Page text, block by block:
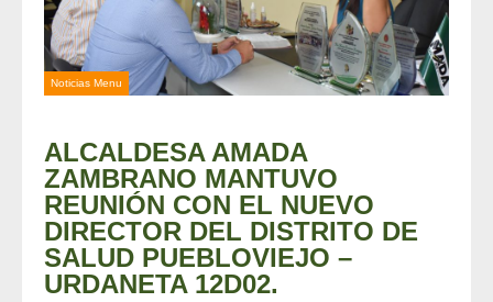
Noticias Menu
ALCALDESA AMADA
ZAMBRANO MANTUVO
REUNIÓN CON EL NUEVO
DIRECTOR DEL DISTRITO DE
SALUD PUEBLOVIEJO –
URDANETA 12D02.